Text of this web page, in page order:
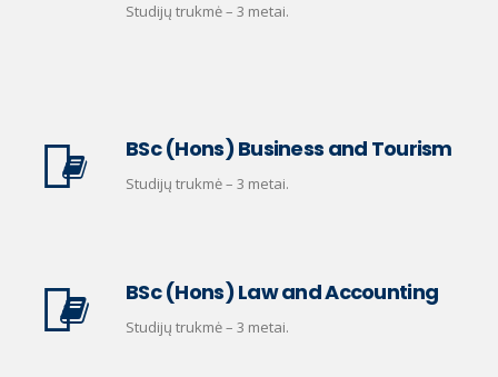
Studijų trukmė – 3 metai.
BSc (Hons) Business and Tourism
Studijų trukmė – 3 metai.
BSc (Hons) Law and Accounting
Studijų trukmė – 3 metai.